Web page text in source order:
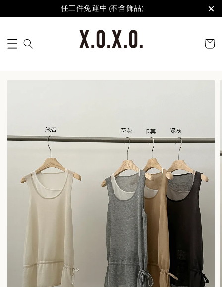
任三件免運中 (不含飾品)